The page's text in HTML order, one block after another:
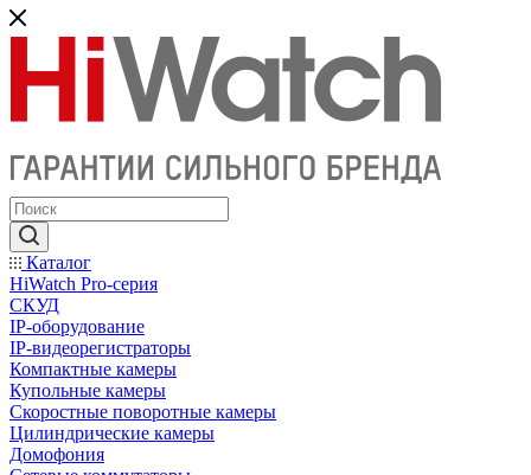
Каталог
HiWatch Pro-серия
CКУД
IP-оборудование
IP-видеорегистраторы
Компактные камеры
Купольные камеры
Скоростные поворотные камеры
Цилиндрические камеры
Домофония